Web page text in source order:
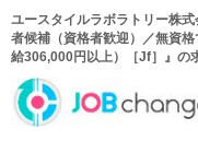
ユースタイルラボラトリー株
者候補（資格者歓迎）／無資
給306,000円以上）［Jf］』の